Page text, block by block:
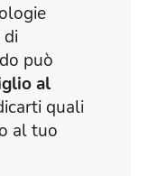
può
al
quali
al tuo